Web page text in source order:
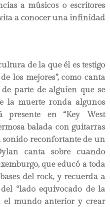
a músicos o escritores
a conocer una infinidad
de la que él es testigo
los mejores”, como canta
de parte de alguien que se
la muerte ronda algunos
en “Key West
balada con guitarras
reconfortante de un
canta sobre cuando
que educó a toda
del rock, y recuerda a
“lado equivocado de la
el mundo anterior y crear